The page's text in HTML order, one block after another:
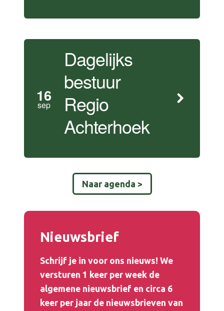
16
sep
Dagelijks
bestuur
Regio
Achterhoek
Naar agenda >
Nieuwsbrief
Schrijf je in voor ons nieuws! We
versturen 1 keer per week de
algemene nieuwsbrief en circa 6
keer per jaar de nieuwsbrieven van